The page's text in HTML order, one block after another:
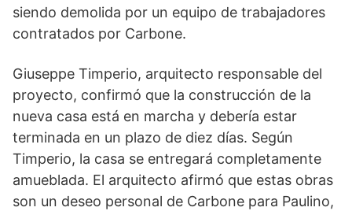
siendo demolida por un equipo de trabajadores
contratados por Carbone.
Giuseppe Timperio, arquitecto responsable del
proyecto, confirmó que la construcción de la
nueva casa está en marcha y debería estar
terminada en un plazo de diez días. Según
Timperio, la casa se entregará completamente
amueblada. El arquitecto afirmó que estas obras
son un deseo personal de Carbone para Paulino,